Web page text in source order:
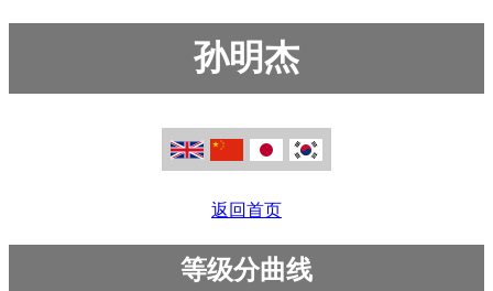
孙明杰
返回首页
等级分曲线